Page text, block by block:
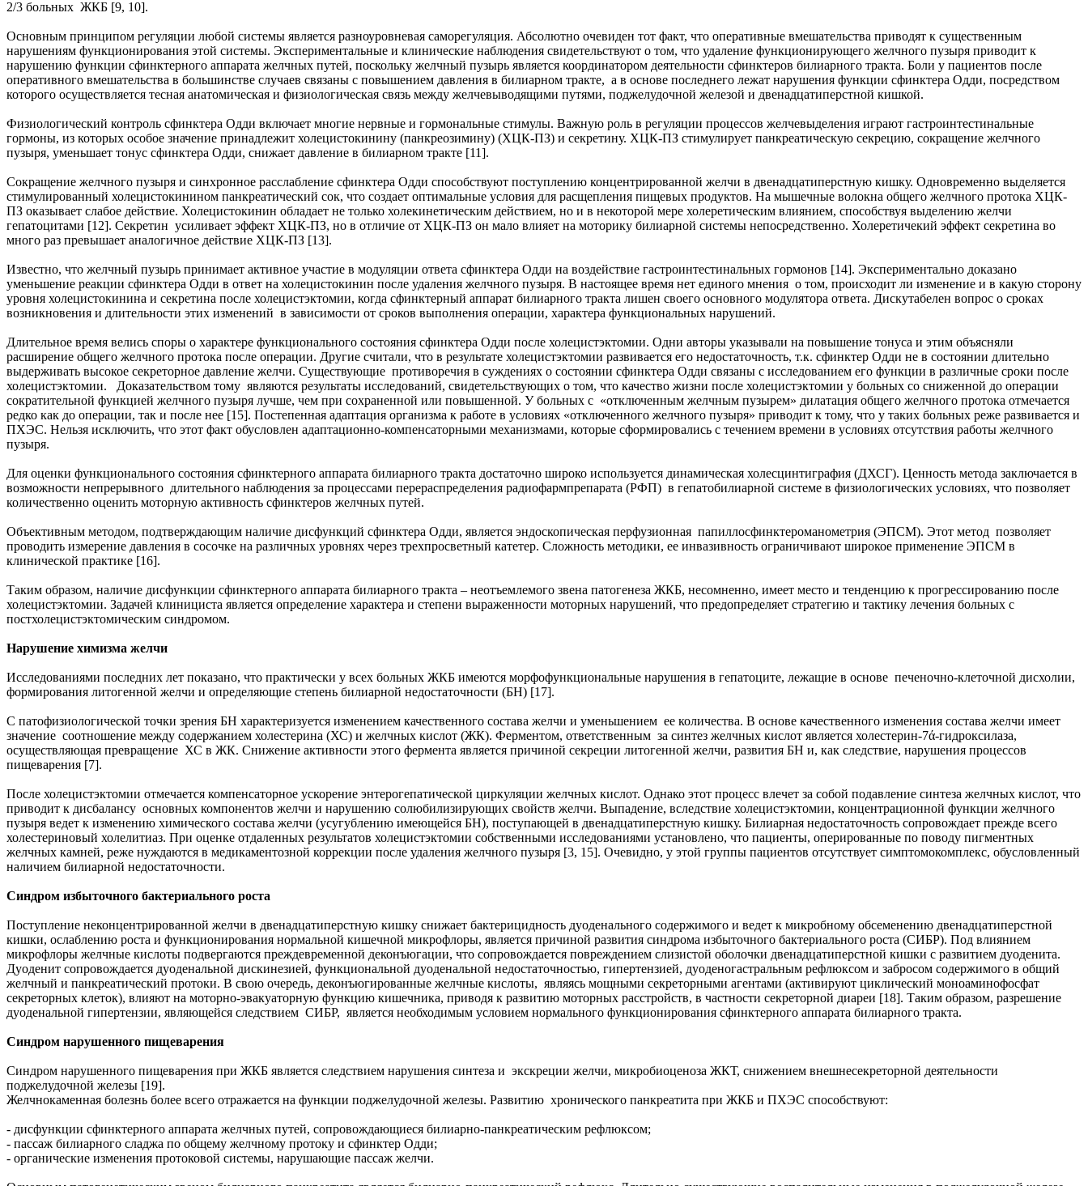
2/3 больных ЖКБ [9, 10].
Основным принципом регуляции любой системы является разноуровневая саморегуляция. Абсолютно очевиден тот факт, что оперативные вмешательства приводят к существенным
нарушениям функционирования этой системы. Экспериментальные и клинические наблюдения свидетельствуют о том, что удаление функционирующего желчного пузыря приводит к
нарушению функции сфинктерного аппарата желчных путей, поскольку желчный пузырь является координатором деятельности сфинктеров билиарного тракта. Боли у пациентов после
оперативного вмешательства в большинстве случаев связаны с повышением давления в билиарном тракте, а в основе последнего лежат нарушения функции сфинктера Одди, посредством
которого осуществляется тесная анатомическая и физиологическая связь между желчевыводящими путями, поджелудочной железой и двенадцатиперстной кишкой.
Физиологический контроль сфинктера Одди включает многие нервные и гормональные стимулы. Важную роль в регуляции процессов желчевыделения играют гастроинтестинальные
гормоны, из которых особое значение принадлежит холецистокинину (панкреозимину) (ХЦК-ПЗ) и секретину. ХЦК-ПЗ стимулирует панкреатическую секрецию, сокращение желчного
пузыря, уменьшает тонус сфинктера Одди, снижает давление в билиарном тракте [11].
Сокращение желчного пузыря и синхронное расслабление сфинктера Одди способствуют поступлению концентрированной желчи в двенадцатиперстную кишку. Одновременно выделяется
стимулированный холецистокинином панкреатический сок, что создает оптимальные условия для расщепления пищевых продуктов. На мышечные волокна общего желчного протока ХЦК-
ПЗ оказывает слабое действие. Холецистокинин обладает не только холекинетическим действием, но и в некоторой мере холеретическим влиянием, способствуя выделению желчи
гепатоцитами [12]. Секретин усиливает эффект ХЦК-ПЗ, но в отличие от ХЦК-ПЗ он мало влияет на моторику билиарной системы непосредственно. Холеретичекий эффект секретина во
много раз превышает аналогичное действие ХЦК-ПЗ [13].
Известно, что желчный пузырь принимает активное участие в модуляции ответа сфинктера Одди на воздействие гастроинтестинальных гормонов [14]. Экспериментально доказано
уменьшение реакции сфинктера Одди в ответ на холецистокинин после удаления желчного пузыря. В настоящее время нет единого мнения о том, происходит ли изменение и в какую сторону
уровня холецистокинина и секретина после холецистэктомии, когда сфинктерный аппарат билиарного тракта лишен своего основного модулятора ответа. Дискутабелен вопрос о сроках
возникновения и длительности этих изменений в зависимости от сроков выполнения операции, характера функциональных нарушений.
Длительное время велись споры о характере функционального состояния сфинктера Одди после холецистэктомии. Одни авторы указывали на повышение тонуса и этим объясняли
расширение общего желчного протока после операции. Другие считали, что в результате холецистэктомии развивается его недостаточность, т.к. сфинктер Одди не в состоянии длительно
выдерживать высокое секреторное давление желчи. Существующие противоречия в суждениях о состоянии сфинктера Одди связаны с исследованием его функции в различные сроки после
холецистэктомии. Доказательством тому являются результаты исследований, свидетельствующих о том, что качество жизни после холецистэктомии у больных со сниженной до операции
сократительной функцией желчного пузыря лучше, чем при сохраненной или повышенной. У больных с «отключенным желчным пузырем» дилатация общего желчного протока отмечается
редко как до операции, так и после нее [15]. Постепенная адаптация организма к работе в условиях «отключенного желчного пузыря» приводит к тому, что у таких больных реже развивается и
ПХЭС. Нельзя исключить, что этот факт обусловлен адаптационно-компенсаторными механизмами, которые сформировались с течением времени в условиях отсутствия работы желчного
пузыря.
Для оценки функционального состояния сфинктерного аппарата билиарного тракта достаточно широко используется динамическая холесцинтиграфия (ДХСГ). Ценность метода заключается в
возможности непрерывного длительного наблюдения за процессами перераспределения радиофармпрепарата (РФП) в гепатобилиарной системе в физиологических условиях, что позволяет
количественно оценить моторную активность сфинктеров желчных путей.
Объективным методом, подтверждающим наличие дисфункций сфинктера Одди, является эндоскопическая перфузионная папиллосфинктероманометрия (ЭПСМ). Этот метод позволяет
проводить измерение давления в сосочке на различных уровнях через трехпросветный катетер. Сложность методики, ее инвазивность ограничивают широкое применение ЭПСМ в
клинической практике [16].
Таким образом, наличие дисфункции сфинктерного аппарата билиарного тракта – неотъемлемого звена патогенеза ЖКБ, несомненно, имеет место и тенденцию к прогрессированию после
холецистэктомии. Задачей клинициста является определение характера и степени выраженности моторных нарушений, что предопределяет стратегию и тактику лечения больных с
постхолецистэктомическим синдромом.
Нарушение химизма желчи
Исследованиями последних лет показано, что практически у всех больных ЖКБ имеются морфофункциональные нарушения в гепатоците, лежащие в основе печеночно-клеточной дисхолии,
формирования литогенной желчи и определяющие степень билиарной недостаточности (БН) [17].
С патофизиологической точки зрения БН характеризуется изменением качественного состава желчи и уменьшением ее количества. В основе качественного изменения состава желчи имеет
значение соотношение между содержанием холестерина (ХС) и желчных кислот (ЖК). Ферментом, ответственным за синтез желчных кислот является холестерин-7ά-гидроксилаза,
осуществляющая превращение ХС в ЖК. Снижение активности этого фермента является причиной секреции литогенной желчи, развития БН и, как следствие, нарушения процессов
пищеварения [7].
После холецистэктомии отмечается компенсаторное ускорение энтерогепатической циркуляции желчных кислот. Однако этот процесс влечет за собой подавление синтеза желчных кислот, что
приводит к дисбалансу основных компонентов желчи и нарушению солюбилизирующих свойств желчи. Выпадение, вследствие холецистэктомии, концентрационной функции желчного
пузыря ведет к изменению химического состава желчи (усугублению имеющейся БН), поступающей в двенадцатиперстную кишку. Билиарная недостаточность сопровождает прежде всего
холестериновый холелитиаз. При оценке отдаленных результатов холецистэктомии собственными исследованиями установлено, что пациенты, оперированные по поводу пигментных
желчных камней, реже нуждаются в медикаментозной коррекции после удаления желчного пузыря [3, 15]. Очевидно, у этой группы пациентов отсутствует симптомокомплекс, обусловленный
наличием билиарной недостаточности.
Синдром избыточного бактериального роста
Поступление неконцентрированной желчи в двенадцатиперстную кишку снижает бактерицидность дуоденального содержимого и ведет к микробному обсеменению двенадцатиперстной
кишки, ослаблению роста и функционирования нормальной кишечной микрофлоры, является причиной развития синдрома избыточного бактериального роста (СИБР). Под влиянием
микрофлоры желчные кислоты подвергаются преждевременной деконъюгации, что сопровождается повреждением слизистой оболочки двенадцатиперстной кишки с развитием дуоденита.
Дуоденит сопровождается дуоденальной дискинезией, функциональной дуоденальной недостаточностью, гипертензией, дуоденогастральным рефлюксом и забросом содержимого в общий
желчный и панкреатический протоки. В свою очередь, деконъюгированные желчные кислоты, являясь мощными секреторными агентами (активируют циклический моноаминофосфат
секреторных клеток), влияют на моторно-эвакуаторную функцию кишечника, приводя к развитию моторных расстройств, в частности секреторной диареи [18]. Таким образом, разрешение
дуоденальной гипертензии, являющейся следствием СИБР, является необходимым условием нормального функционирования сфинктерного аппарата билиарного тракта.
Синдром нарушенного пищеварения
Синдром нарушенного пищеварения при ЖКБ является следствием нарушения синтеза и экскреции желчи, микробиоценоза ЖКТ, снижением внешнесекреторной деятельности
поджелудочной железы [19].
Желчнокаменная болезнь более всего отражается на функции поджелудочной железы. Развитию хронического панкреатита при ЖКБ и ПХЭС способствуют:
- дисфункции сфинктерного аппарата желчных путей, сопровождающиеся билиарно-панкреатическим рефлюксом;
- пассаж билиарного сладжа по общему желчному протоку и сфинктер Одди;
- органические изменения протоковой системы, нарушающие пассаж желчи.